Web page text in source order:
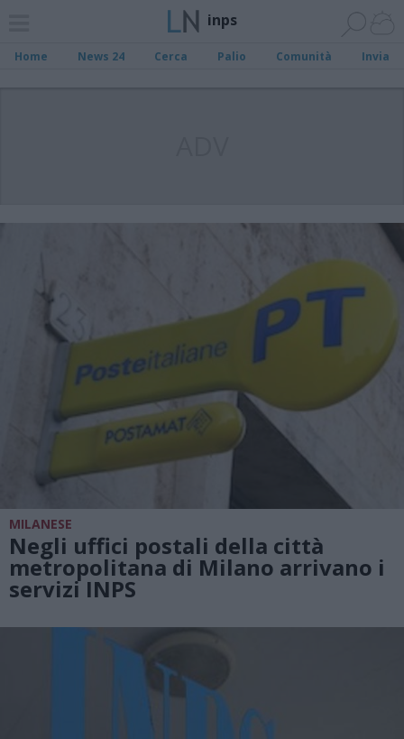
inps
Home News 24 Cerca Palio Comunità Invia
MILANESE
Negli uffici postali della città
metropolitana di Milano arrivano i
servizi INPS